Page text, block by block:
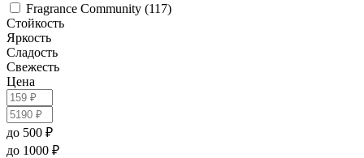
Fragrance Community (117)
Стойкость
Яркость
Сладость
Свежесть
Цена
до 500 ₽
до 1000 ₽